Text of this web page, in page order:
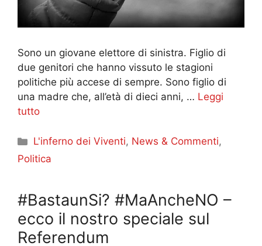
Sono un giovane elettore di sinistra. Figlio di
due genitori che hanno vissuto le stagioni
politiche più accese di sempre. Sono figlio di
una madre che, all’età di dieci anni, … Leggi
tutto
Categorie
L'inferno dei Viventi, News & Commenti,
Politica
#BastaunSi? #MaAncheNO –
ecco il nostro speciale sul
Referendum